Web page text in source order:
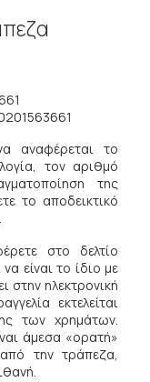
αναφέρεται το
τον αριθμό
της
το αποδεικτικό
.
στο δελτίο
είναι το ίδιο με
στην ηλεκτρονική
εκτελείται
των χρημάτων.
άμεσα «ορατή»
την τράπεζα,